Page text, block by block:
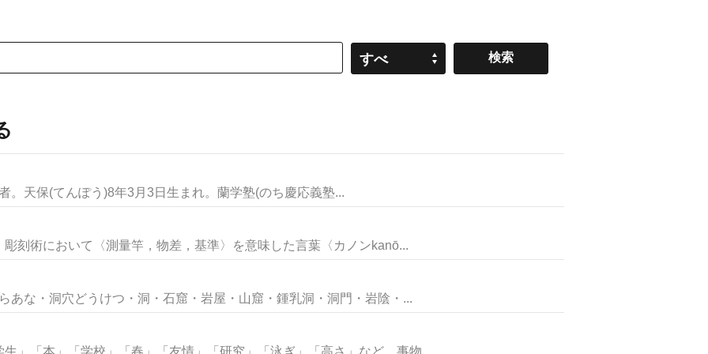
すべ
天保(てんぽう)8年3月3日生まれ。蘭学塾(のち慶応義塾...
術において〈測量竿，物差，基準〉を意味した言葉〈カノンkanō...
あな・洞穴どうけつ・洞・石窟・岩屋・山窟・鍾乳洞・洞門・岩陰・...
」「本」「学校」「春」「友情」「研究」「泳ぎ」「高さ」など、事物...